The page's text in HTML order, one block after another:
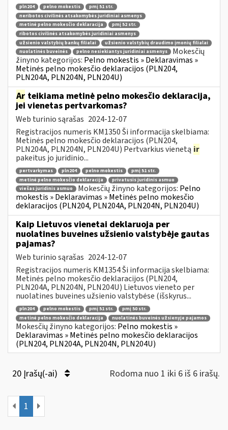
pln204 pelno mokestis
pmį 51 str.
neribotos civilinės atsakomybės juridiniai asmenys
metinė pelno mokesčio deklaracija
pmį 52 str.
ribotos civilinės atsakomybės juridiniai asmenys
užsienio valstybių bankų filialai
užsienio valstybių draudimo įmonių filialai
nuolatinės buveinės
pelno nesiekiantys juridiniai asmenys
Mokesčių
žinyno kategorijos: Pelno mokestis » Deklaravimas »
Metinės pelno mokesčio deklaracijos (PLN204,
PLN204A, PLN204N, PLN204U)
Ar teikiama metinė pelno mokesčio deklaracija,
jei vienetas pertvarkomas?
Web turinio sąrašas 2024-12-07
Registracijos numeris KM1350 Ši informacija skelbiama:
Metinės pelno mokesčio deklaracijos (PLN204,
PLN204A, PLN204N, PLN204U) Pertvarkius vienetą ir
pakeitus jo juridinio...
pertvarkymas pln204 pelno mokestis
pmį 51 str.
metinė pelno mokesčio deklaracija
privatusis juridinis asmuo
viešas juridinis asmuo
Mokesčių žinyno kategorijos: Pelno
mokestis » Deklaravimas » Metinės pelno mokesčio
deklaracijos (PLN204, PLN204A, PLN204N, PLN204U)
Kaip Lietuvos vienetai deklaruoja per
nuolatines buveines užsienio valstybėje gautas
pajamas?
Web turinio sąrašas 2024-12-07
Registracijos numeris KM1354 Ši informacija skelbiama:
Metinės pelno mokesčio deklaracijos (PLN204,
PLN204A, PLN204N, PLN204U) Lietuvos vieneto per
nuolatines buveines užsienio valstybėse (išskyrus...
pln204 pelno mokestis pmį 51 str.
pmį 50 str.
metinė pelno mokesčio deklaracija
nuolatinės buveinės užsienyje pajamos
Mokesčių žinyno kategorijos: Pelno mokestis »
Deklaravimas » Metinės pelno mokesčio deklaracijos
(PLN204, PLN204A, PLN204N, PLN204U)
20 Įrašų(-ai) Rodoma nuo 1 iki 6 iš 6 irašų.
1